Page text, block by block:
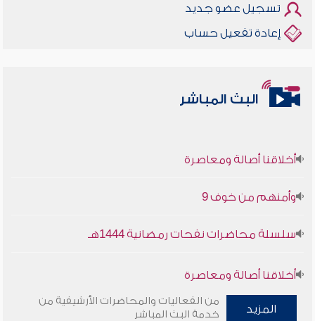
تسجيل عضو جديد
إعادة تفعيل حساب
البث المباشر
أخلاقنا أصالة ومعاصرة
وأمنهم من خوف 9
سلسلة محاضرات نفحات رمضانية 1444هـ
أخلاقنا أصالة ومعاصرة
وأمنهم من خوف 9
المزيد
من الفعاليات والمحاضرات الأرشيفية من
خدمة البث المباشر